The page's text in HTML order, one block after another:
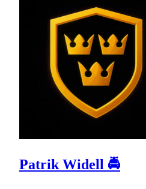
Patrik Widell 🚔